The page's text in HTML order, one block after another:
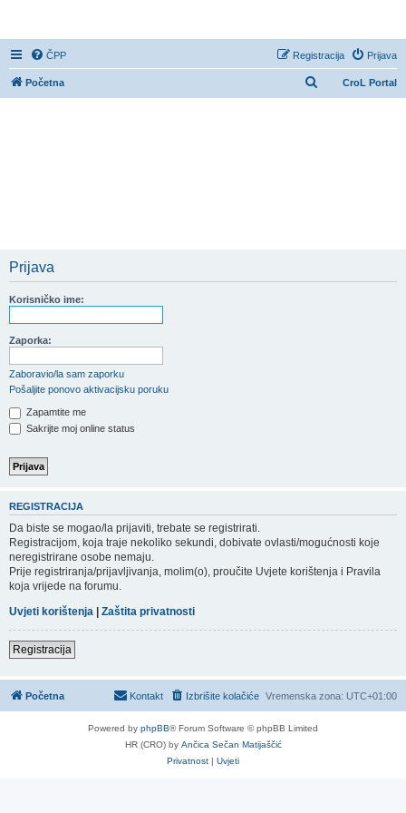
ČPP Prijava
Registracija
CroL Portal
Početna
Prijava
Korisničko ime:
Zaporka:
Zaboravio/la sam zaporku
Pošaljite ponovo aktivacijsku poruku
Zapamtite me
Sakrijte moj online status
REGISTRACIJA
Da biste se mogao/la prijaviti, trebate se registrirati.
Registracijom, koja traje nekoliko sekundi, dobivate ovlasti/mogućnosti koje
neregistrirane osobe nemaju.
Prije registriranja/prijavljivanja, molim(o), proučite Uvjete korištenja i Pravila
koja vrijede na forumu.
Uvjeti korištenja | Zaštita privatnosti
Registracija
Početna Vremenska zona: UTC+01:00
Izbrišite kolačiće
Kontakt
Powered by phpBB® Forum Software © phpBB Limited
HR (CRO) by Ančica Sečan Matijaščić
Privatnost | Uvjeti